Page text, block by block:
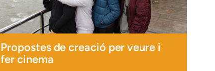
Propostes de creació per veure i
fer cinema